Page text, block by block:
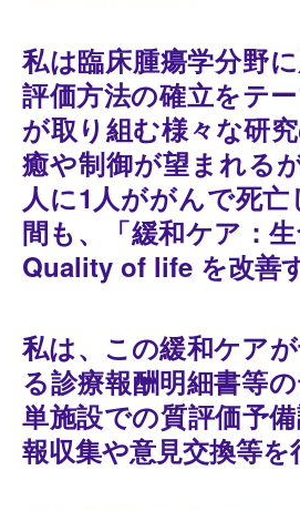
私は臨床腫瘍学分野
評価方法の確立をテ
が取り組む様々な研
癒や制御が望まれる
人に1人ががんで死
間も、「緩和ケア：
Quality of life を改善
私は、この緩和ケア
る診療報酬明細書等
単施設での質評価予
報収集や意見交換等を